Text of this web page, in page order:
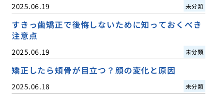
2025.06.19 未分類
すきっ歯矯正で後悔しないために知っておくべき
注意点
2025.06.19 未分類
矯正したら頬骨が目立つ？顔の変化と原因
2025.06.18 未分類